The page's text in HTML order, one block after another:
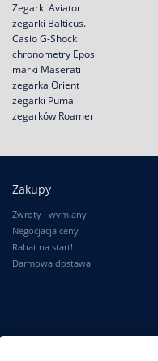
Zegarki Aviator
zegarki Balticus.
Casio G-Shock
chronometry Epos
marki Maserati
zegarka Orient
zegarki Puma
zegarków Roamer
Zakupy
Zwroty i wymiany
Negocjacja ceny
Rabat na start!
Darmowa dostawa